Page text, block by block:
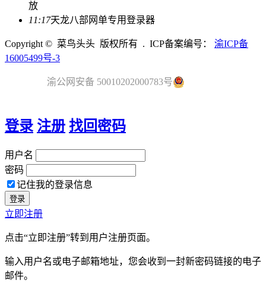
放
11:17天龙八部网单专用登录器
Copyright © 菜鸟头头 版权所有 . ICP备案编号： 渝ICP备
16005499号-3
渝公网安备 50010202000783号
登录 注册 找回密码
用户名
密码
记住我的登录信息
立即注册
点击“立即注册”转到用户注册页面。
输入用户名或电子邮箱地址，您会收到一封新密码链接的电子
邮件。